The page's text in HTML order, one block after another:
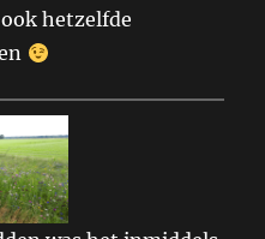
hetzelfde